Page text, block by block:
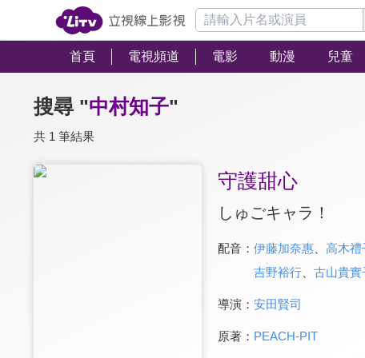
首頁 電視頻道 電影 動漫 兒童
搜尋 "中村知子"
共 1 筆結果
守護甜心
しゅごキャラ！
配音： 伊藤加奈惠、 高木禮
吉野裕行、 古山貴實
導演： 安田賢司
原著： PEACH-PIT